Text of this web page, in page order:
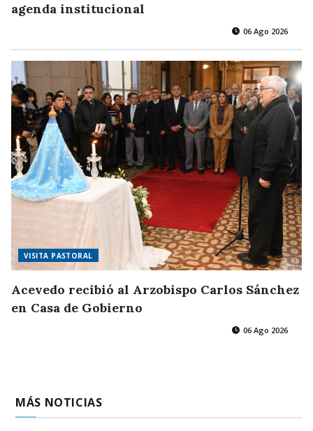
agenda institucional
06 Ago 2026
VISITA PASTORAL
Acevedo recibió al Arzobispo Carlos Sánchez
en Casa de Gobierno
06 Ago 2026
MÁS NOTICIAS